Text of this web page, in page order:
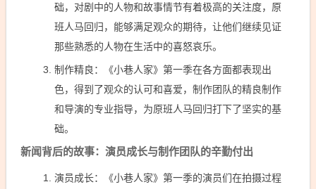
础，对剧中的人物和故事情节有着极高的关注度，原
班人马回归，能够满足观众的期待，让他们继续见证
那些熟悉的人物在生活中的喜怒哀乐。
制作精良：《小巷人家》第一季在各方面都表现出
色，得到了观众的认可和喜爱，制作团队的精良制作
和导演的专业指导，为原班人马回归打下了坚实的基
础。
新闻背后的故事：演员成长与制作团队的辛勤付出
演员成长：《小巷人家》第一季的演员们在拍摄过程